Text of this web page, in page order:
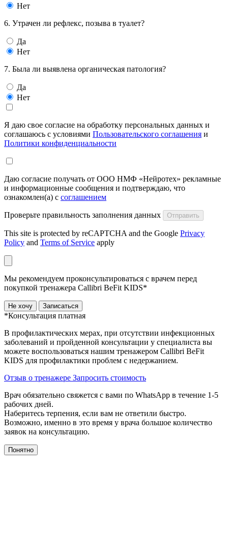
Нет
6. Утрачен ли рефлекс, позыва в туалет?
Да
Нет
7. Была ли выявлена органическая патология?
Да
Нет
Я даю свое согласие на обработку персональных данных и
соглашаюсь с условиями Пользовательского соглашения и
Политики конфиденциальности
Даю согласие получать от ООО НМФ «Нейротех» рекламные
и информационные сообщения и подтверждаю, что
ознакомлен(а) с соглашением
Проверьте правильность заполнения данных Отправить
This site is protected by reCAPTCHA and the Google Privacy
Policy and Terms of Service apply
Мы рекомендуем проконсультироваться с врачем перед
покупкой тренажера Callibri BeFit KIDS*
Не хочу Записаться
*Консультация платная
В профилактических мерах, при отсутствии инфекционных
заболеваний и пройденной консультации у специалиста вы
можете воспользоваться нашим тренажером Сallibri BeFit
KIDS для профилактики проблем с недержанием.
Отзыв о тренажере Запросить стоимость
Врач обязательно свяжется с вами по WhatsApp в течение 1-5
рабочих дней.
Наберитесь терпения, если вам не ответили быстро.
Возможно, именно в это время у врача большое количество
заявок на консультацию.
Понятно